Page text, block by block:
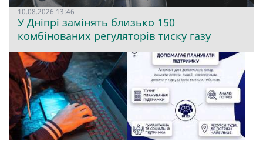
10.08.2026 13:46
У Дніпрі замінять близько 150
комбінованих регуляторів тиску газу